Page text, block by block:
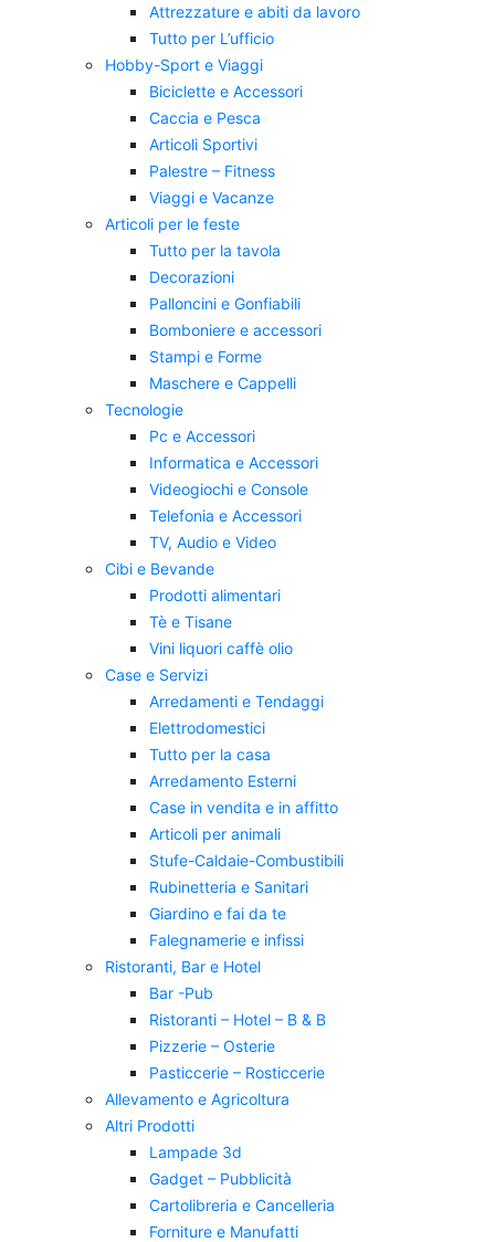
Attrezzature e abiti da lavoro
Tutto per L’ufficio
Hobby-Sport e Viaggi
Biciclette e Accessori
Caccia e Pesca
Articoli Sportivi
Palestre – Fitness
Viaggi e Vacanze
Articoli per le feste
Tutto per la tavola
Decorazioni
Palloncini e Gonfiabili
Bomboniere e accessori
Stampi e Forme
Maschere e Cappelli
Tecnologie
Pc e Accessori
Informatica e Accessori
Videogiochi e Console
Telefonia e Accessori
TV, Audio e Video
Cibi e Bevande
Prodotti alimentari
Tè e Tisane
Vini liquori caffè olio
Case e Servizi
Arredamenti e Tendaggi
Elettrodomestici
Tutto per la casa
Arredamento Esterni
Case in vendita e in affitto
Articoli per animali
Stufe-Caldaie-Combustibili
Rubinetteria e Sanitari
Giardino e fai da te
Falegnamerie e infissi
Ristoranti, Bar e Hotel
Bar -Pub
Ristoranti – Hotel – B & B
Pizzerie – Osterie
Pasticcerie – Rosticcerie
Allevamento e Agricoltura
Altri Prodotti
Lampade 3d
Gadget – Pubblicità
Cartolibreria e Cancelleria
Forniture e Manufatti